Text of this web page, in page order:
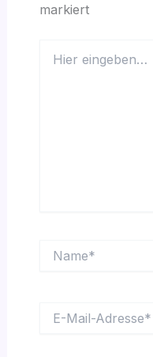
markiert
eingeben…
Mail-